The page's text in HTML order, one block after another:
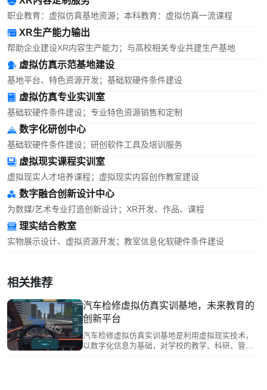
职业教育：虚拟仿真基地资源；本科教育：虚拟仿真一流课程
XR生产能力输出
帮助企业建设XR内容生产能力；与高校相关专业共建生产基地
虚拟仿真示范基地建设
基地平台、特色资源开发；基础软硬件条件建设
虚拟仿真专业实训室
基础软硬件条件建设；专业特色资源销售和定制
数字化研创中心
基础软硬件条件建设；研创软件工具及培训服务
虚拟现实课程实训室
虚拟现实人才培养课程；虚拟现实内容创作教室建设
数字融合创新设计中心
为数媒/艺术专业打造创新设计；XR开发、作品、课程
理实结合教室
实物展示设计、虚拟资源开发；教室信息化软硬件条件建设
相关推荐
汽车检修虚拟仿真实训基地，未来教育的
创新平台
汽车检修虚拟仿真实训基地是利用虚拟现实技术，
以数字化信息为基础，对学校的教学、科研、管理